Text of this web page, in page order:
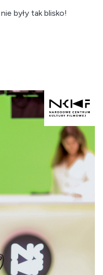
były tak blisko!